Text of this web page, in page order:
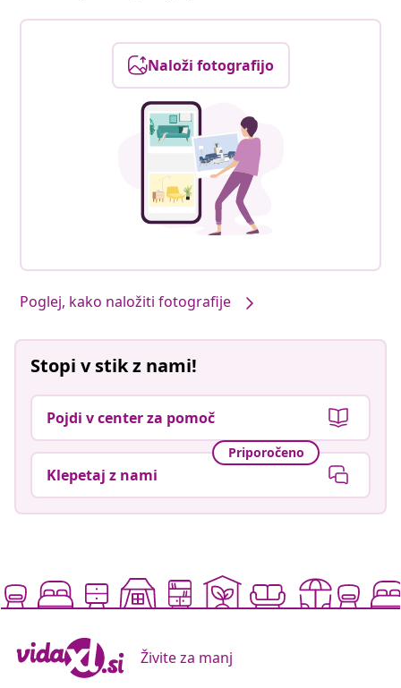
Naloži fotografijo
Poglej, kako naložiti fotografije
Stopi v stik z nami!
Pojdi v center za pomoč
Priporočeno
Klepetaj z nami
Živite za manj